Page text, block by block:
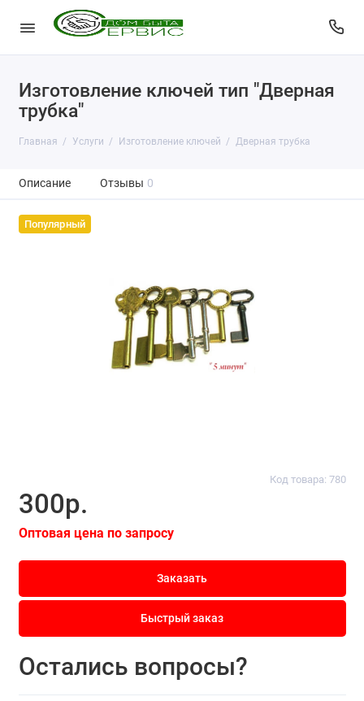
Изготовление ключей тип "Дверная
трубка"
Главная Услуги Изготовление ключей Дверная трубка
Описание Отзывы 0
Популярный
Код товара: 780
300р.
Оптовая цена по запросу
Заказать
Быстрый заказ
Остались вопросы?